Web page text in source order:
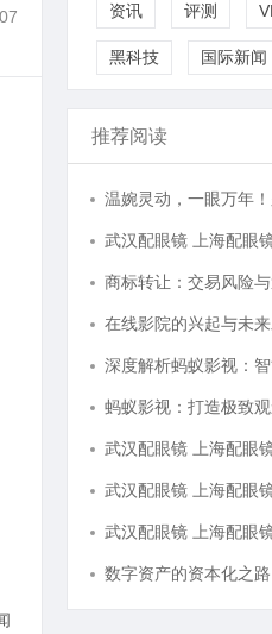
资讯 评测
黑科技 国际新闻
推荐阅读
武汉配眼镜 上海配眼
商标转让：交易风险
在线影院的兴起与未
武汉配眼镜 上海配眼
武汉配眼镜 上海配眼
武汉配眼镜 上海配眼